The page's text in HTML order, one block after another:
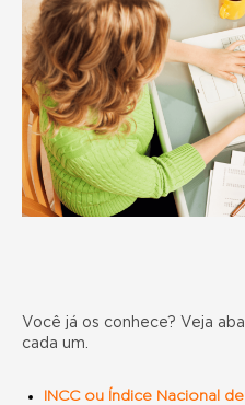
Você já os conhece? Veja
cada um.
INCC ou Índice Nacional